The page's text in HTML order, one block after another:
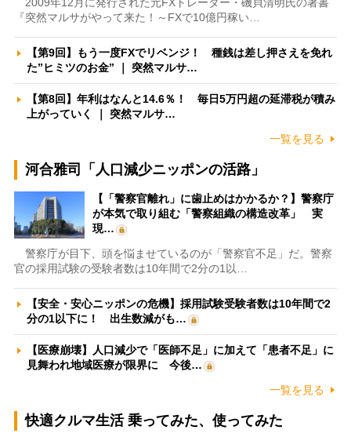
2009年12月に発行された元FXトレーダー・磯貝清明氏の著書
『突然マルサがやって来た！～FXで10億円稼い…
【第9回】もう一度FXでリベンジ！ 種銭は差し押さえを免れ
た”ヒミツのお金” ｜ 突然マルサ…
【第8回】年利はなんと14.6％！ 毎日5万円超の延滞税が積み
上がっていく ｜ 突然マルサ…
一覧を見る
河合雅司「人口減少ニッポンの活路」
【「警察官離れ」に歯止めはかかるか？】警察庁
が本気で取り組む「警察組織の構造改革」 実
現…
警察庁が目下、頭を悩ませているのが「警察官不足」だ。警察
官の採用試験の受験者数は10年間で2分の1以…
【安全・安心ニッポンの危機】採用試験受験者数は10年間で2
分の1以下に！ 出生数減がも…
【医療崩壊】人口減少で「医師不足」に加えて「患者不足」に
見舞われ地域医療が限界に 今後…
一覧を見る
快適クルマ生活 乗ってみた、使ってみた